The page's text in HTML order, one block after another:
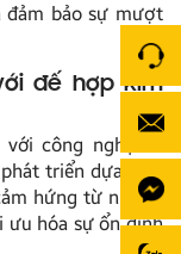
đảm bảo sự mượt
đế hợp kim
công nghệ đế
triển dựa trên
hứng từ những
ưu hóa sự ổn định